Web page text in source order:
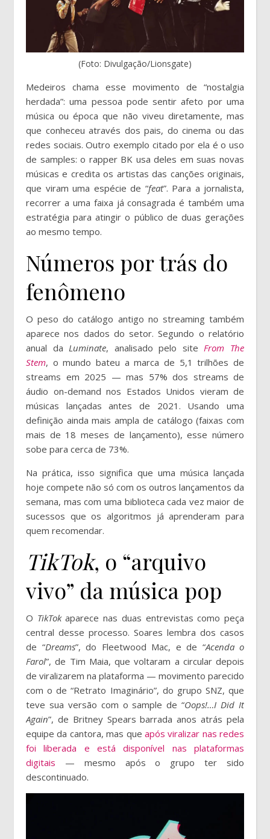
(Foto: Divulgação/Lionsgate)
Medeiros chama esse movimento de “nostalgia
herdada”: uma pessoa pode sentir afeto por uma
música ou época que não viveu diretamente, mas
que conheceu através dos pais, do cinema ou das
redes sociais. Outro exemplo citado por ela é o uso
de samples: o rapper BK usa deles em suas novas
músicas e credita os artistas das canções originais,
que viram uma espécie de “feat”. Para a jornalista,
recorrer a uma faixa já consagrada é também uma
estratégia para atingir o público de duas gerações
ao mesmo tempo.
Números por trás do
fenômeno
O peso do catálogo antigo no streaming também
aparece nos dados do setor. Segundo o relatório
anual da Luminate, analisado pelo site From The
Stem, o mundo bateu a marca de 5,1 trilhões de
streams em 2025 — mas 57% dos streams de
áudio on-demand nos Estados Unidos vieram de
músicas lançadas antes de 2021. Usando uma
definição ainda mais ampla de catálogo (faixas com
mais de 18 meses de lançamento), esse número
sobe para cerca de 73%.
Na prática, isso significa que uma música lançada
hoje compete não só com os outros lançamentos da
semana, mas com uma biblioteca cada vez maior de
sucessos que os algoritmos já aprenderam para
quem recomendar.
TikTok, o “arquivo
vivo” da música pop
O TikTokaparece nas duas entrevistas como peça
central desse processo. Soares lembra dos casos
de “Dreams”, do Fleetwood Mac, e de “Acenda o
Farol”, de Tim Maia, que voltaram a circular depois
de viralizarem na plataforma — movimento parecido
com o de “Retrato Imaginário”, do grupo SNZ, que
teve sua versão com o sample de “Oops!…I Did It
Again”, de Britney Spears barrada anos atrás pela
equipe da cantora, mas que após viralizar nas redes
foi liberada e está disponível nas plataformas
digitais — mesmo após o grupo ter sido
descontinuado.